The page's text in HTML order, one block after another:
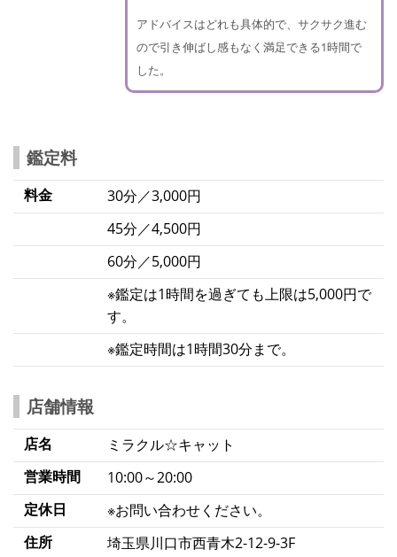
アドバイスはどれも具体的で、サクサク進む
ので引き伸ばし感もなく満足できる1時間で
した。
鑑定料
料金
30分／3,000円
45分／4,500円
60分／5,000円
※鑑定は1時間を過ぎても上限は5,000円で
す。
※鑑定時間は1時間30分まで。
店舗情報
店名
ミラクル☆キャット
営業時間
10:00～20:00
定休日
※お問い合わせください。
住所
埼玉県川口市西青木2-12-9-3F